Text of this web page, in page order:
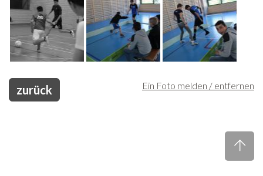
Ein Foto melden / entfernen
zurück